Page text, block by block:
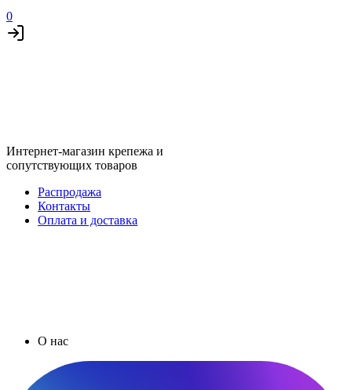
0
Интернет-магазин крепежа и
сопутствующих товаров
Распродажа
Контакты
Оплата и доставка
О нас